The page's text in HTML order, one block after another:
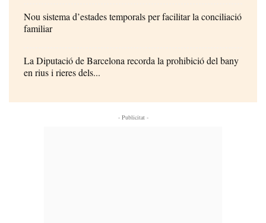
Nou sistema d’estades temporals per facilitar la conciliació
familiar
La Diputació de Barcelona recorda la prohibició del bany
en rius i rieres dels...
- Publicitat -